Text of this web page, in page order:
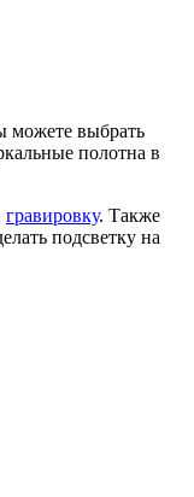
можете выбрать
полотна в
гравировку. Также
подсветку на